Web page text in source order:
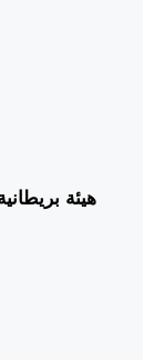
هيئة